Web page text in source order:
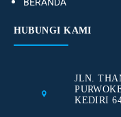
HUBUNGI KAMI
JLN.
KEDIRI